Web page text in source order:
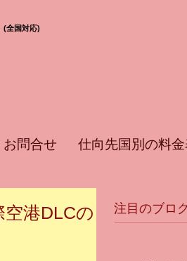
(全国対応)
問合せ 仕向先国別の料金
空港DLCの
注目のブロ